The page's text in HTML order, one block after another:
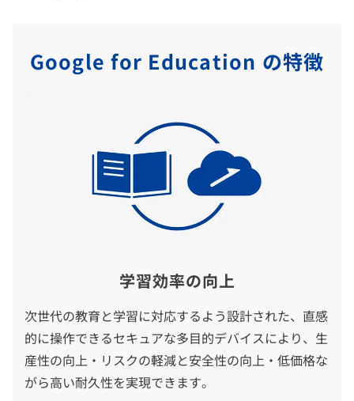
Google for Education の特徴
学習効率の向上
次世代の教育と学習に対応するよう設計された、直感
的に操作できるセキュアな多目的デバイスにより、生
産性の向上・リスクの軽減と安全性の向上・低価格な
がら高い耐久性を実現できます。